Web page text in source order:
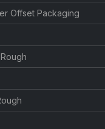
Offset Packaging